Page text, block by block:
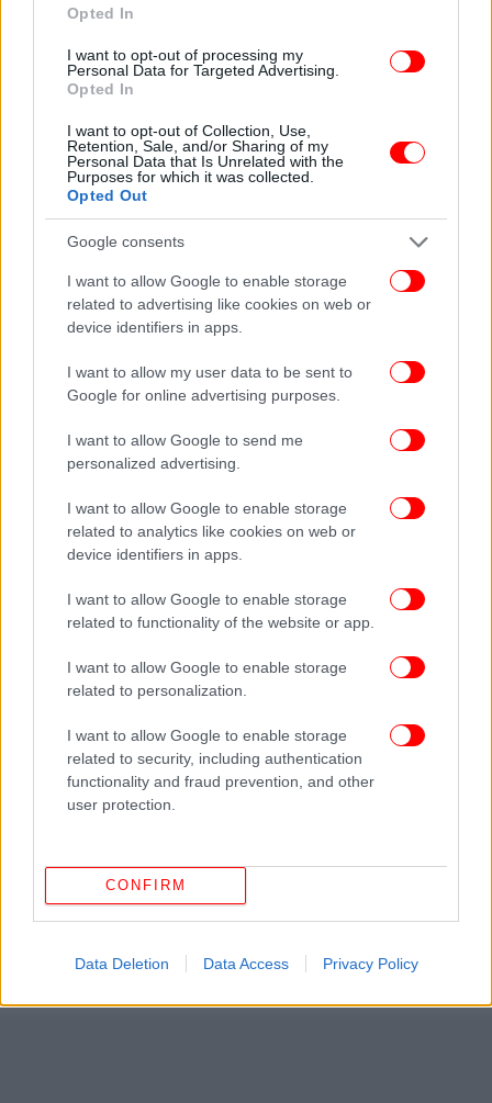
Opted In
I want to opt-out of processing my
Personal Data for Targeted Advertising.
Opted In
I want to opt-out of Collection, Use,
Retention, Sale, and/or Sharing of my
Personal Data that Is Unrelated with the
Purposes for which it was collected.
Opted Out
Google consents
I want to allow Google to enable storage
related to advertising like cookies on web or
device identifiers in apps.
I want to allow my user data to be sent to
Google for online advertising purposes.
I want to allow Google to send me
personalized advertising.
I want to allow Google to enable storage
related to analytics like cookies on web or
device identifiers in apps.
I want to allow Google to enable storage
related to functionality of the website or app.
I want to allow Google to enable storage
related to personalization.
I want to allow Google to enable storage
related to security, including authentication
functionality and fraud prevention, and other
user protection.
CONFIRM
Data Deletion Data Access Privacy Policy
σε 25, καθώς προστίθενται οι εναπομείναντες
«Σπαρτιάτες», δηλαδή οι Θανάσης Χαλκιάς και
Γιάννης Κόντης.
Επιπλέον, οι «Σπαρτιάτες» θα απολέσουν και τα
υπόλοιπα κοινοβουλευτικά τους προνόμια, όπως
τον εισηγητή στα νομοσχέδια που συζητούνται
στην Ολομέλεια, την εκπροσώπηση στη Διάσκεψη
των Προέδρων, ενώ θα υπάρξουν αλλαγές και στη
Σύμφωνα με πληροφορίες, πρόκειται για τη
δικαστήριο παρεμβαίνει τόσο καθοριστικά στον
σχηματισμό της Βουλής, και για πρώτη φορά η
εθνική αντιπροσωπεία θα λειτουργήσει με 297
μέλη.
ΟΛΕΣ ΟΙ ΕΙΔΗΣΕΙΣ
Πώς το Λος Άντζελες έγινε «εμπόλεμη ζώνη» -Γιατί
Τραμπ με τον στρατό
Ελικόπτερο παρέλαβε τον ορειβάτη που τον έσπρωξε
αρκούδα στη χαράδρα -Στο νοσοκομείο χωρίς τις
αισθήσεις του
και άλλοι δύο «Σπαρτιάτες»
Ακολουθήστε το
Δείτε όλες τις τελευταίες
στο